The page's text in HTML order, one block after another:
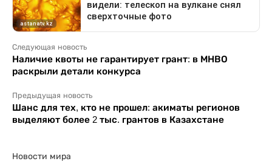
Следующая новость
Наличие квоты не гарантирует грант: в МНВО
раскрыли детали конкурса
Предыдущая новость
Шанс для тех, кто не прошел: акиматы регионов
выделяют более 2 тыс. грантов в Казахстане
Новости мира